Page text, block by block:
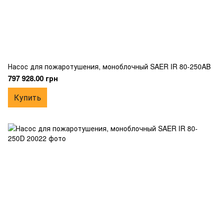
Насос для пожаротушения, моноблочный SAER IR 80-250AB
797 928.00 грн
Купить